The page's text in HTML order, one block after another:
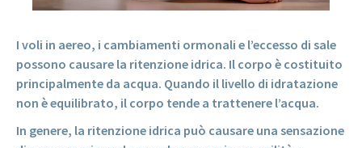
I voli in aereo, i cambiamenti ormonali e l’eccesso di sale
possono causare la ritenzione idrica. Il corpo è costituito
principalmente da acqua. Quando il livello di idratazione
non è equilibrato, il corpo tende a trattenere l’acqua.
In genere, la ritenzione idrica può causare una sensazione